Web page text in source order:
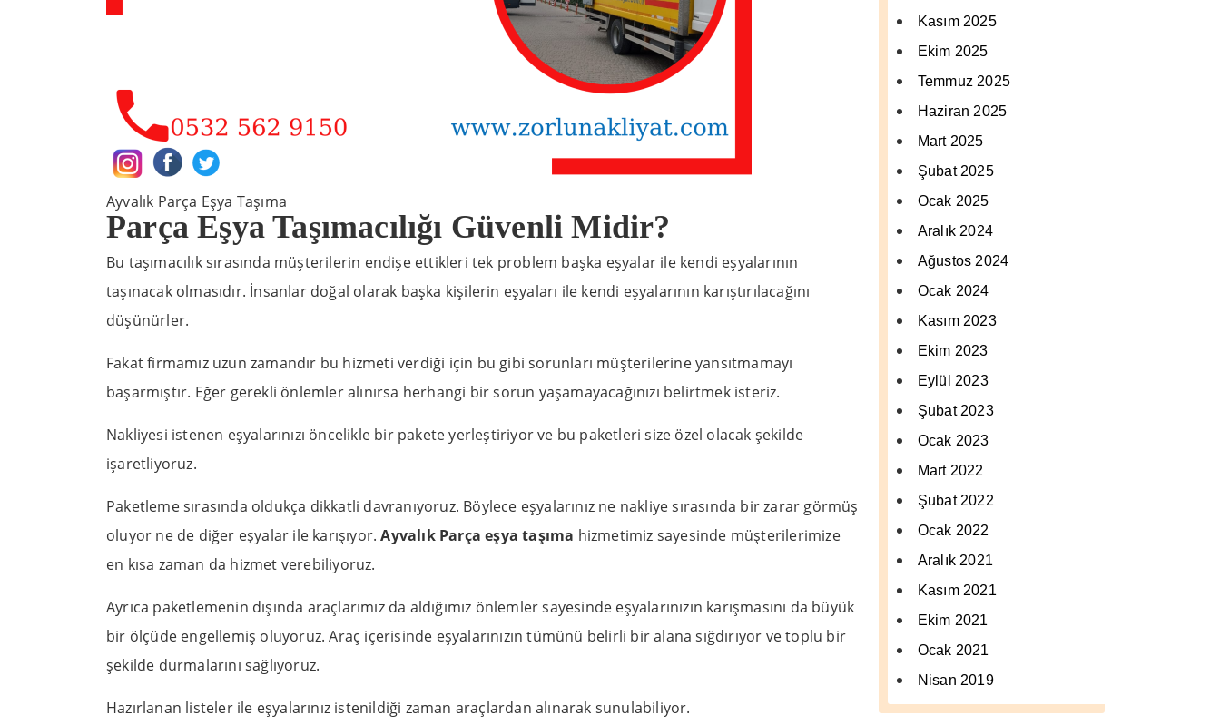
Ayvalık Parça Eşya Taşıma
Parça Eşya Taşımacılığı Güvenli Midir?
Bu taşımacılık sırasında müşterilerin endişe ettikleri tek problem başka eşyalar ile kendi eşyalarının
taşınacak olmasıdır. İnsanlar doğal olarak başka kişilerin eşyaları ile kendi eşyalarının karıştırılacağını
düşünürler.
Fakat firmamız uzun zamandır bu hizmeti verdiği için bu gibi sorunları müşterilerine yansıtmamayı
başarmıştır. Eğer gerekli önlemler alınırsa herhangi bir sorun yaşamayacağınızı belirtmek isteriz.
Nakliyesi istenen eşyalarınızı öncelikle bir pakete yerleştiriyor ve bu paketleri size özel olacak şekilde
işaretliyoruz.
Paketleme sırasında oldukça dikkatli davranıyoruz. Böylece eşyalarınız ne nakliye sırasında bir zarar görmüş
oluyor ne de diğer eşyalar ile karışıyor. Ayvalık Parça eşya taşıma hizmetimiz sayesinde müşterilerimize
en kısa zaman da hizmet verebiliyoruz.
Ayrıca paketlemenin dışında araçlarımız da aldığımız önlemler sayesinde eşyalarınızın karışmasını da büyük
bir ölçüde engellemiş oluyoruz. Araç içerisinde eşyalarınızın tümünü belirli bir alana sığdırıyor ve toplu bir
şekilde durmalarını sağlıyoruz.
Hazırlanan listeler ile eşyalarınız istenildiği zaman araçlardan alınarak sunulabiliyor.
Kasım 2025
Ekim 2025
Temmuz 2025
Haziran 2025
Mart 2025
Şubat 2025
Ocak 2025
Aralık 2024
Ağustos 2024
Ocak 2024
Kasım 2023
Ekim 2023
Eylül 2023
Şubat 2023
Ocak 2023
Mart 2022
Şubat 2022
Ocak 2022
Aralık 2021
Kasım 2021
Ekim 2021
Ocak 2021
Nisan 2019